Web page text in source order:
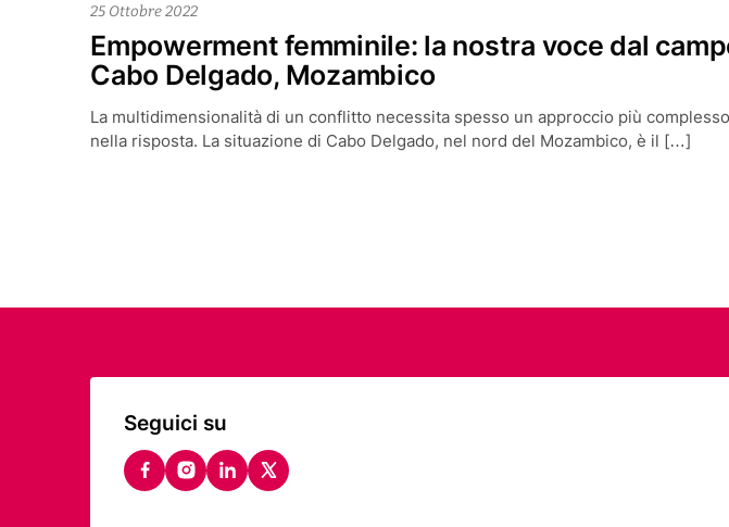
Empowerment femminile: la nostra voce dal
Cabo Delgado, Mozambico
25 Ottobre 2022
La multidimensionalità di un conflitto necessita spesso un approccio più complesso
nella risposta. La situazione di Cabo Delgado, nel nord del Mozambico, è il […]
Seguici su
facebook
instagram
linkedin
twitter